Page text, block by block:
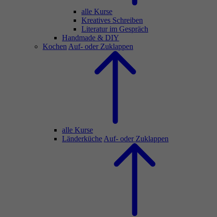
alle Kurse
Kreatives Schreiben
Literatur im Gespräch
Handmade & DIY
Kochen Auf- oder Zuklappen
alle Kurse
Länderküche Auf- oder Zuklappen